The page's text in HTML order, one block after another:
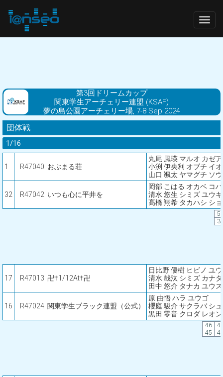
第3回ドリームカップ
関東学生アーチェリー連盟 (KSAF)
夢の島公園アーチェリー場, 7-8 Sep 2024
団体戦
1/16
1 R47040 おぶまる荘
丸尾 風瑛 マルオ カゼ
小渕 伊央利 オブチ イ
山口 颯太 ヤマグチ ソ
32 R47042 いつも心に平井を
岡部 こはる オカベ コ
清水 悠生 シミズ ユウキ
髙橋 翔希 タカハシ シ
17 R47013 卍†1/12At†卍
日比野 優樹 ヒビノ ユ
清水 哉汰 シミズ カナタ
田中 悠介 タナカ ユウ
16 R47024 関東学生ブラック連盟（公式）
原 由悟 ハラ ユウゴ
櫻庭 駿介 サクラバ シ
黒田 零音 クロダ レオン
46
45